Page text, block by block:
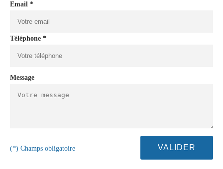
Email *
Téléphone *
Message
(*) Champs obligatoire